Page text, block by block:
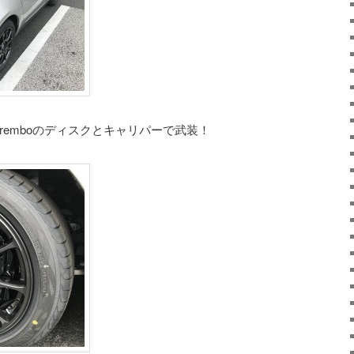
のディスクとキャリパーで武装！